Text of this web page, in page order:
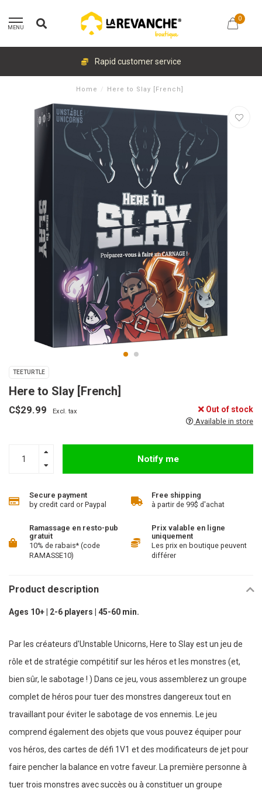
MENU
0
Rapid customer service
Home / Here to Slay [French]
TEETURTLE
Here to Slay [French]
C$29.99 Excl. tax Out of stock
Available in store
Notify me
Secure payment
by credit card or Paypal
Free shipping
à partir de 99$ d'achat
Ramassage en resto-pub
gratuit
10% de rabais* (code
RAMASSE10)
Prix valable en ligne
uniquement
Les prix en boutique peuvent
différer
Product description
Ages 10+ | 2-6 players | 45-60 min.
Par les créateurs d'Unstable Unicorns, Here to Slay est un jeu de
rôle et de stratégie compétitif sur les héros et les monstres (et,
bien sûr, le sabotage ! ) Dans ce jeu, vous assemblerez un groupe
complet de héros pour tuer des monstres dangereux tout en
travaillant pour éviter le sabotage de vos ennemis. Le jeu
comprend également des objets que vous pouvez équiper pour
vos héros, des cartes de défi 1V1 et des modificateurs de jet pour
faire pencher la balance en votre faveur. La première personne à
tuer trois monstres avec succès ou à constituer un groupe